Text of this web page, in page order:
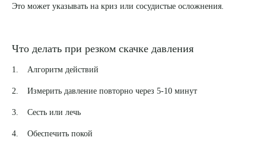
Это может указывать на криз или сосудистые осложнения.
Что делать при резком скачке давления
Алгоритм действий
Измерить давление повторно через 5-10 минут
Сесть или лечь
Обеспечить покой